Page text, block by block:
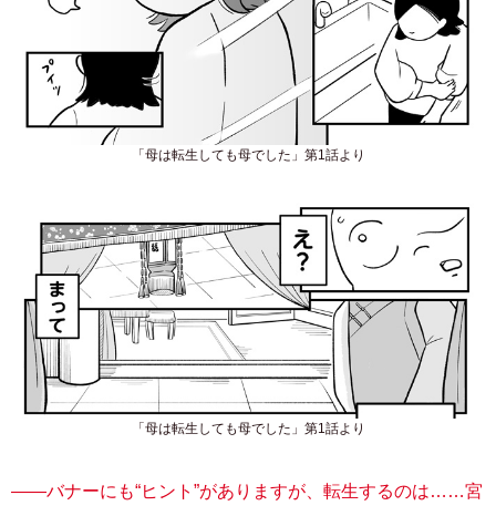
「母は転生しても母でした」第1話より
「母は転生しても母でした」第1話より
――バナーにも“ヒント”がありますが、転生するのは……宮